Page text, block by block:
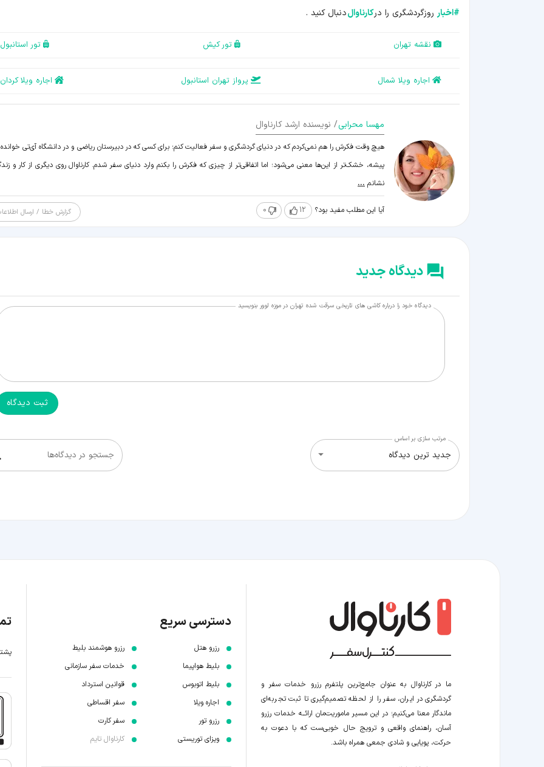
#اخبار روزگردشگری را درکارناوالدنبال کنید .
نقشه تهران تور کیش تور استانبول
اجاره ویلا شمال پرواز تهران استانبول اجاره ویلا کردان
مهسا محرابی/ نویسنده ارشد کارناوال
هیچ وقت فکرش را هم نمی‌کردم که در دنیای گردشگری و سفر فعالیت کنم؛ برای کسی که در دبیرستان ریاضی و در دانشگاه آی‌تی خوانده
پیشه، خشک‌تر از این‌ها معنی می‌شود؛ اما اتفاقی‌تر از چیزی که فکرش را بکنم وارد دنیای سفر شدم. کارناوال روی دیگری از کار و
نشانم ...
آیا این مطلب مفید بود؟ 12
0 گزارش خطا / ارسال
دیدگاه جدید
دیدگاه خود را درباره کاشی های تاریخی سرقت شده تهران در موزه لوور بنویسید
ثبت دیدگاه
جستجو در دیدگاه‌ها
مرتب سازی بر اساس
جدید ترین دیدگاه
ما در کارناوال به عنوان جامع‌ترین پلتفرم رزرو خدمات سفر و
گردشگری در ایران، سفر را از لحظه‌ تصمیم‌گیری تا ثبت تجربه‌ای
ماندگار معنا می‌کنیم؛ در این مسیر‍ ماموریت‌مان اراﺋــﻪ خدمات رزرو
آسان، راهنمای واقعی و ترویج حال خوبی‌ست که با دعوت به
حرکت، پویایی و شادی جمعی همراه باشد.
دسترسی سریع
رزرو هتل
بلیط هواپیما
بلیط اتوبوس
اجاره ویلا
رزرو تور
ویزای توریستی
رزرو هوشمند بلیط
خدمات سفر سازمانی
قوانین استرداد
سفر اقساطی
سفر کارت
کارناوال تایم
پشتیبانی